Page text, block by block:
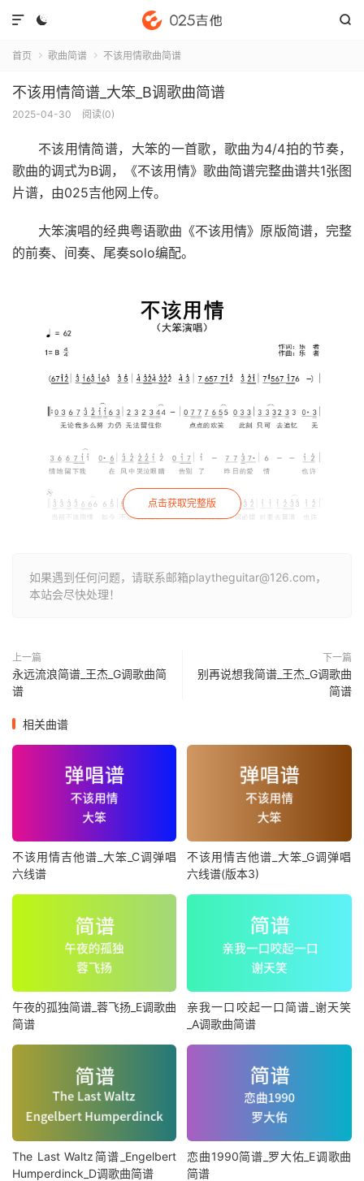
 

首页  歌曲简谱  不该用情歌曲简谱
不该用情简谱_大笨_B调歌曲简谱
2025-04-30 阅读(0)
不该用情简谱，大笨的一首歌，歌曲为4/4拍的节奏，
歌曲的调式为B调，《不该用情》歌曲简谱完整曲谱共1张图
片谱，由025吉他网上传。
大笨演唱的经典粤语歌曲《不该用情》原版简谱，完整
的前奏、间奏、尾奏solo编配。
点击获取完整版
如果遇到任何问题，请联系邮箱playtheguitar@126.com，
本站会尽快处理！
上一篇
永远流浪简谱_王杰_G调歌曲简
谱
下一篇
别再说想我简谱_王杰_G调歌曲
简谱
相关曲谱
不该用情吉他谱_大笨_C调弹唱
六线谱
不该用情吉他谱_大笨_G调弹唱
六线谱(版本3)
午夜的孤独简谱_蓉飞扬_E调歌曲
简谱
亲我一口咬起一口简谱_谢天笑
_A调歌曲简谱
The Last Waltz简谱_Engelbert
Humperdinck_D调歌曲简谱
恋曲1990简谱_罗大佑_E调歌曲
简谱